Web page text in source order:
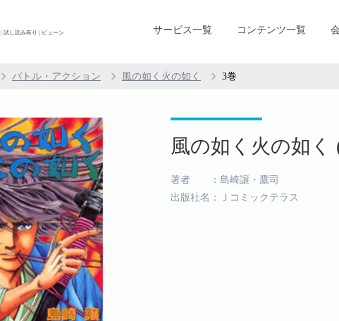
試し読み有り | ビューン サービス一覧 コンテンツ一覧
バトル・アクション 風の如く火の如く 3巻
風の如く火の如く
著者 ：島崎譲・鷹司
出版社名：Ｊコミックテラス